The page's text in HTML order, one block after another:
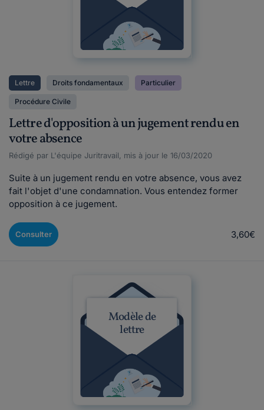
Lettre Droits fondamentaux Particulier
Procédure Civile
Lettre d'opposition à un jugement rendu en
votre absence
Rédigé par L'équipe Juritravail, mis à jour le 16/03/2020
Suite à un jugement rendu en votre absence, vous avez
fait l'objet d'une condamnation. Vous entendez former
opposition à ce jugement.
Consulter 3,60€
Modèle de
lettre